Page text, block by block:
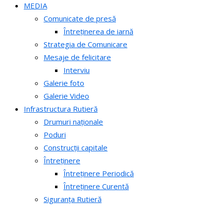
MEDIA
Comunicate de presă
Întreținerea de iarnă
Strategia de Comunicare
Mesaje de felicitare
Interviu
Galerie foto
Galerie Video
Infrastructura Rutieră
Drumuri naționale
Poduri
Construcții capitale
Întreținere
Întreținere Periodică
Întreținere Curentă
Siguranța Rutieră